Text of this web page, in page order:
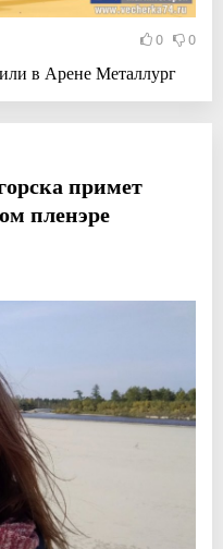
0 0
в Арене Металлург
примет
пленэре